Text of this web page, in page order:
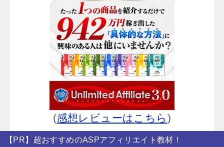
(感想レビューはこちら )
【PR】超おすすめのASPアフィリエイト教材！